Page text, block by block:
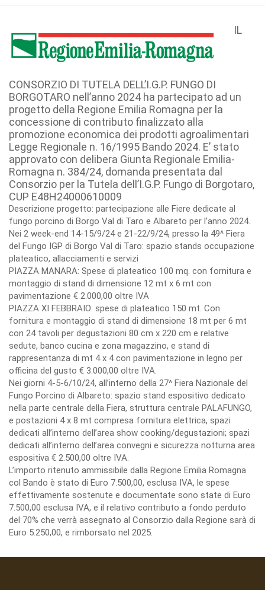
IL
CONSORZIO DI TUTELA DELL’I.G.P. FUNGO DI
BORGOTARO nell’anno 2024 ha partecipato ad un
progetto della Regione Emilia Romagna per la
concessione di contributo finalizzato alla
promozione economica dei prodotti agroalimentari
Legge Regionale n. 16/1995 Bando 2024. E’ stato
approvato con delibera Giunta Regionale Emilia-
Romagna n. 384/24, domanda presentata dal
Consorzio per la Tutela dell’I.G.P. Fungo di Borgotaro,
CUP E48H24000610009
Descrizione progetto: partecipazione alle Fiere dedicate al
fungo porcino di Borgo Val di Taro e Albareto per l’anno 2024.
Nei 2 week-end 14-15/9/24 e 21-22/9/24, presso la 49^ Fiera
del Fungo IGP di Borgo Val di Taro: spazio stands occupazione
plateatico, allacciamenti e servizi
PIAZZA MANARA: Spese di plateatico 100 mq. con fornitura e
montaggio di stand di dimensione 12 mt x 6 mt con
pavimentazione € 2.000,00 oltre IVA
PIAZZA XI FEBBRAIO: spese di plateatico 150 mt. Con
fornitura e montaggio di stand di dimensione 18 mt per 6 mt
con 24 tavoli per degustazioni 80 cm x 220 cm e relative
sedute, banco cucina e zona magazzino, e stand di
rappresentanza di mt 4 x 4 con pavimentazione in legno per
officina del gusto € 3.000,00 oltre IVA.
Nei giorni 4-5-6/10/24, all’interno della 27^ Fiera Nazionale del
Fungo Porcino di Albareto: spazio stand espositivo dedicato
nella parte centrale della Fiera, struttura centrale PALAFUNGO,
e postazioni 4 x 8 mt compresa fornitura elettrica, spazi
dedicati all’interno dell’area show cooking/degustazioni; spazi
dedicati all’interno dell’area convegni e sicurezza notturna area
espositiva € 2.500,00 oltre IVA.
L’importo ritenuto ammissibile dalla Regione Emilia Romagna
col Bando è stato di Euro 7.500,00, esclusa IVA, le spese
effettivamente sostenute e documentate sono state di Euro
7.500,00 esclusa IVA, e il relativo contributo a fondo perduto
del 70% che verrà assegnato al Consorzio dalla Regione sarà di
Euro 5.250,00, e rimborsato nel 2025.